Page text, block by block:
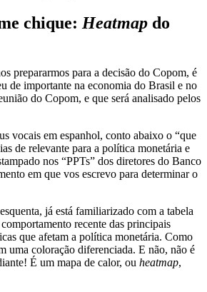
chique: Heatmap do
prepararmos para a decisão do Copom, é
de importante na economia do Brasil e no
do Copom, e que será analisado pelos
vocais em espanhol, conto abaixo o “que
de relevante para a política monetária e
nos “PPTs” dos diretores do Banco
em que vos escrevo para determinar o
já está familiarizado com a tabela
recente das principais
que afetam a política monetária. Como
uma coloração diferenciada. E não, não é
É um mapa de calor, ou heatmap,